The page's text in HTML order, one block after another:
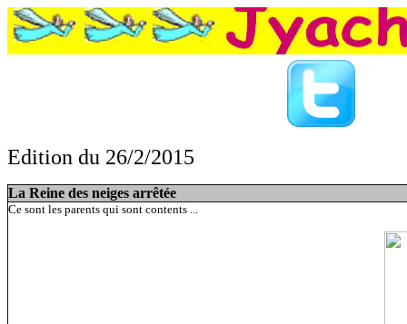
Edition du 26/2/2015
La Reine des neiges arrêtée
Ce sont les parents qui sont contents ...